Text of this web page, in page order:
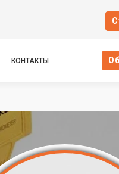
КОНТАКТЫ